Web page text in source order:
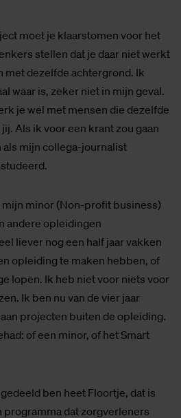
moet je klaarstomen voor het
stellen dat je daar niet werkt
met dezelfde achtergrond. Ik
waar is, zeker niet in mijn geval.
je wel met mensen die dezelfde
Als ik voor een krant zou gaan
mijn collega-journalist
mijn minor (Non-profit business)
andere opleidingen
liever nog een half jaar vakken
opleiding te maken hebben, of
lopen. Ik heb niet voor niets voor
Ik ben nu van de vier jaar
projecten buiten de opleiding.
of een minor, of het Smart
ben heet Floortje, dat is
programma dat zorgverleners